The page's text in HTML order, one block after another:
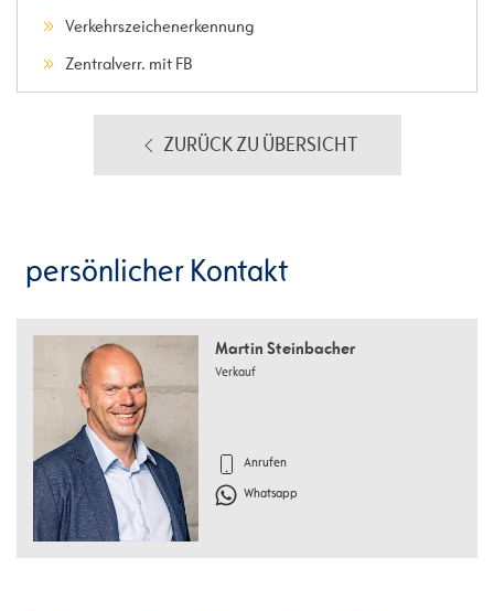
Verkehrszeichenerkennung
Zentralverr. mit FB
ZURÜCK ZU ÜBERSICHT
persönlicher Kontakt
Martin Steinbacher
Verkauf
Anrufen
Whatsapp